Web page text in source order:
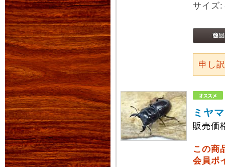
サイ
申し
ミヤ
販売価
この商
会員ポ